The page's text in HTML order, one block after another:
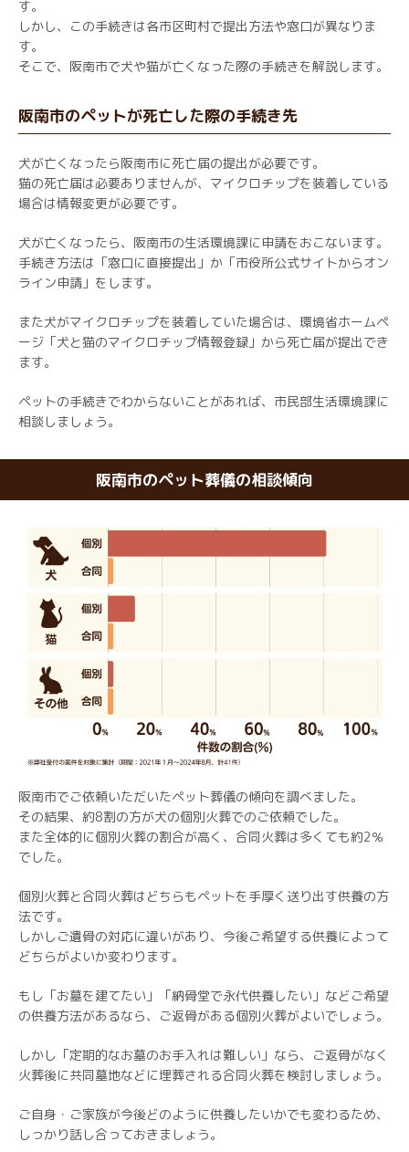
す。
しかし、この手続きは各市区町村で提出方法や窓口が異なりま
す。
そこで、阪南市で犬や猫が亡くなった際の手続きを解説します。
阪南市のペットが死亡した際の手続き先
犬が亡くなったら阪南市に死亡届の提出が必要です。
猫の死亡届は必要ありませんが、マイクロチップを装着している
場合は情報変更が必要です。
犬が亡くなったら、阪南市の生活環境課に申請をおこないます。
手続き方法は「窓口に直接提出」か「市役所公式サイトからオン
ライン申請」をします。
また犬がマイクロチップを装着していた場合は、環境省ホームペ
ージ「犬と猫のマイクロチップ情報登録」から死亡届が提出でき
ます。
ペットの手続きでわからないことがあれば、市民部生活環境課に
相談しましょう。
阪南市のペット葬儀の相談傾向
阪南市でご依頼いただいたペット葬儀の傾向を調べました。
その結果、約8割の方が犬の個別火葬でのご依頼でした。
また全体的に個別火葬の割合が高く、合同火葬は多くても約2％
でした。
個別火葬と合同火葬はどちらもペットを手厚く送り出す供養の方
法です。
しかしご遺骨の対応に違いがあり、今後ご希望する供養によって
どちらがよいか変わります。
もし「お墓を建てたい」「納骨堂で永代供養したい」などご希望
の供養方法があるなら、ご返骨がある個別火葬がよいでしょう。
しかし「定期的なお墓のお手入れは難しい」なら、ご返骨がなく
火葬後に共同墓地などに埋葬される合同火葬を検討しましょう。
ご自身・ご家族が今後どのように供養したいかでも変わるため、
しっかり話し合っておきましょう。